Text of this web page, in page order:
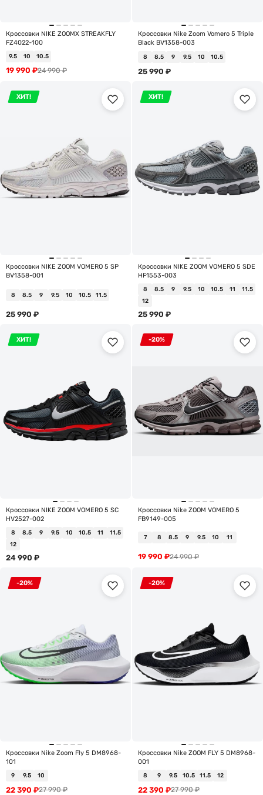
Кроссовки NIKE ZOOMX STREAKFLY
FZ4022-100
9.5 10 10.5
24 990₽
19 990 ₽
Кроссовки Nike Zoom Vomero 5 Triple
Black BV1358-003
8 8.5 9 9.5 10 10.5
25 990 ₽
ХИТ!
Кроссовки NIKE ZOOM VOMERO 5 SP
BV1358-001
8 8.5 9 9.5 10 10.5 11.5
25 990 ₽
ХИТ!
Кроссовки NIKE ZOOM VOMERO 5 SDE
HF1553-003
8 8.5 9 9.5 10 10.5 11
11.5
12
25 990 ₽
ХИТ!
Кроссовки NIKE ZOOM VOMERO 5 SC
HV2527-002
8 8.5 9 9.5 10 10.5 11
11.5
12
24 990 ₽
-20%
Кроссовки Nike ZOOM VOMERO 5
FB9149-005
7 8 8.5 9 9.5 10 11
24 990₽
19 990 ₽
-20%
Кроссовки Nike Zoom Fly 5 DM8968-
101
9 9.5 10
27 990₽
22 390 ₽
-20%
Кроссовки Nike ZOOM FLY 5 DM8968-
001
8 9 9.5 10.5 11.5 12
27 990₽
22 390 ₽